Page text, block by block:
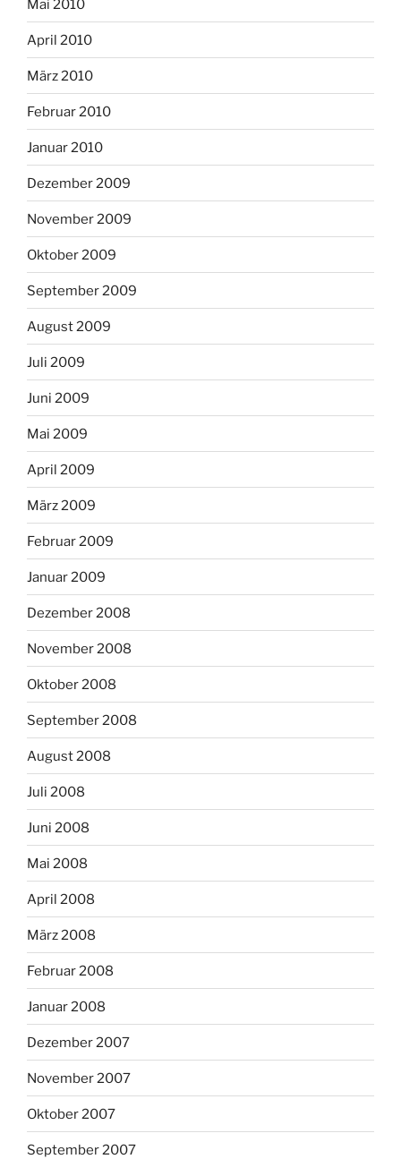
Mai 2010
April 2010
März 2010
Februar 2010
Januar 2010
Dezember 2009
November 2009
Oktober 2009
September 2009
August 2009
Juli 2009
Juni 2009
Mai 2009
April 2009
März 2009
Februar 2009
Januar 2009
Dezember 2008
November 2008
Oktober 2008
September 2008
August 2008
Juli 2008
Juni 2008
Mai 2008
April 2008
März 2008
Februar 2008
Januar 2008
Dezember 2007
November 2007
Oktober 2007
September 2007